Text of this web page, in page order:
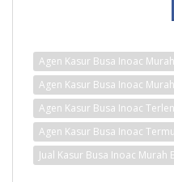
Agen Kasur Busa Inoac
Agen Kasur Busa Inoac
Agen Kasur Busa Inoac
Agen Kasur Busa Inoac
Jual Kasur Busa Inoac